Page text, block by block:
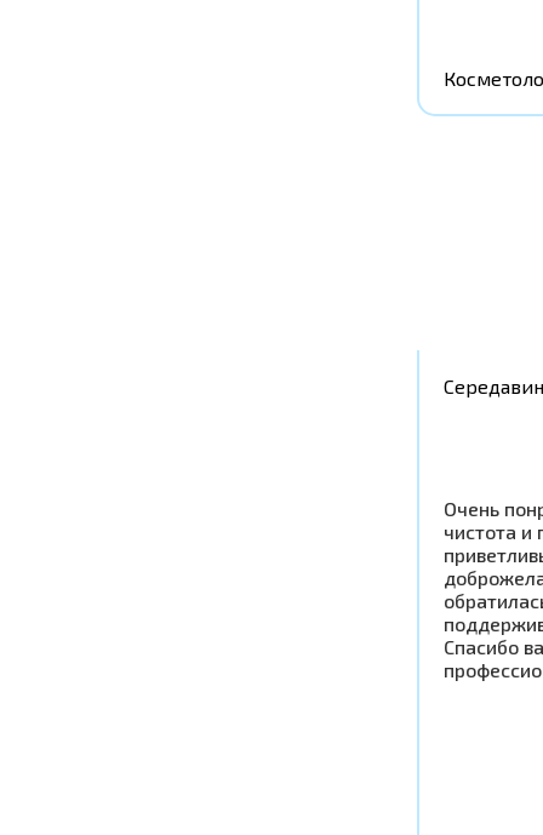
Очень
чистота и
Спасибо